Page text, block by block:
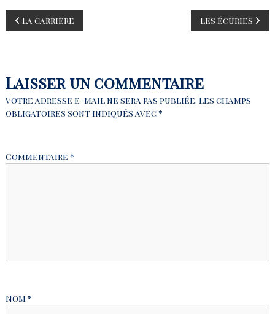
N
v
i
a
d
La carrière Les écuries
Laisser un commentaire
Votre adresse e-mail ne sera pas publiée. Les champs
obligatoires sont indiqués avec*
Commentaire *
Nom *